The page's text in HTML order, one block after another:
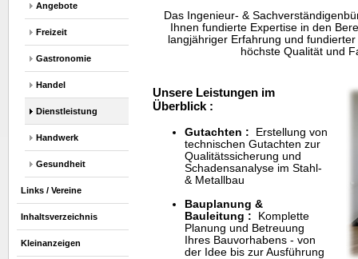
Angebote
Freizeit
Gastronomie
Handel
Dienstleistung
Handwerk
Gesundheit
Links / Vereine
Inhaltsverzeichnis
Kleinanzeigen
Das Ingenieur- &
Ihnen fundierte Expertise in den
langjähriger Erfahrung und
höchste Qualität und
Unsere Leistungen im
Überblick :
Gutachten : Erstellung von
technischen Gutachten zur
Qualitätssicherung und
Schadensanalyse im Stahl-
& Metallbau
Bauplanung &
Bauleitung : Komplette
Planung und Betreuung
Ihres Bauvorhabens - von
der Idee bis zur Ausführung